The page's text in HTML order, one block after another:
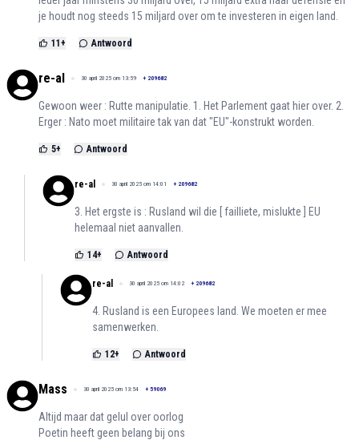
je houdt nog steeds 15 miljard over om te investeren in eigen land.
11 + Antwoord
re-al 30 april 2025 om 13:59 + 209682
Gewoon weer : Rutte manipulatie. 1. Het Parlement gaat hier over. 2.
Erger : Nato moet militaire tak van dat "EU"-konstrukt worden.
5+ Antwoord
re-al 30 april 2025 om 14:01 + 209682
3. Het ergste is : Rusland wil die [ failliete, mislukte ] EU
helemaal niet aanvallen.
14+ Antwoord
re-al 30 april 2025 om 14:02 + 209682
4. Rusland is een Europees land. We moeten er mee
samenwerken.
12+ Antwoord
Mass 30 april 2025 om 13:54 + 59069
Altijd maar dat gelul over oorlog
Poetin heeft geen belang bij ons